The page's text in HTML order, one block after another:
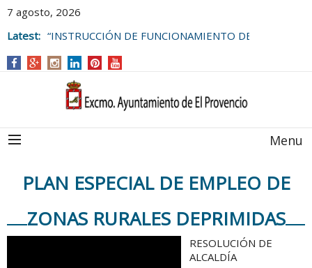
7 agosto, 2026
Latest: “INSTRUCCIÓN DE FUNCIONAMIENTO DE
AYUNTAMIENTO DE EL PROVENCIO
Menu
PLAN ESPECIAL DE EMPLEO DE
ZONAS RURALES DEPRIMIDAS
RESOLUCIÓN DE
ALCALDÍA